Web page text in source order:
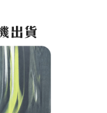
AFTEE先享後付」服務完成之交
料，並將交易相關給付款項請求債
址：
人或監護人之同意方可使用
引起之損失，本公司不負相關責
免運費
運費